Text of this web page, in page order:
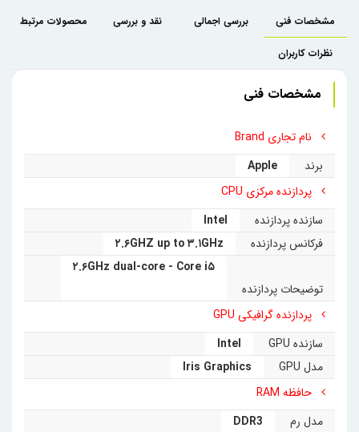
مشخصات فنی بررسی اجمالی نقد و بررسی محصولات مرتبط
نظرات کاربران
مشخصات فنی
نام تجاری Brand
برند
Apple
پردازنده مرکزی CPU
سازنده پردازنده
Intel
فرکانس پردازنده
۲.۶GHZ up to ۳.۱GHz
توضیحات پردازنده
۲.۶GHz dual-core - Core i۵
پردازنده گرافیکی GPU
سازنده GPU
Intel
مدل GPU
Iris Graphics
حافظه RAM
مدل رم
DDR3